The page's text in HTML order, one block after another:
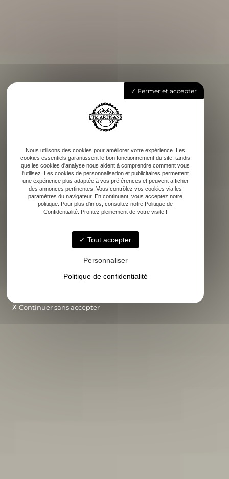
Fermer et accepter
Nous utilisons des cookies pour améliorer votre expérience. Les
cookies essentiels garantissent le bon fonctionnement du site, tandis
que les cookies d'analyse nous aident à comprendre comment vous
l'utilisez. Les cookies de personnalisation et publicitaires permettent
une expérience plus adaptée à vos préférences et peuvent afficher
des annonces pertinentes. Vous contrôlez vos cookies via les
paramètres du navigateur. En continuant, vous acceptez notre
politique. Pour plus d'infos, consultez notre Politique de
Confidentialité. Profitez pleinement de votre visite !
Tout accepter
Personnaliser
Politique de confidentialité
Continuer sans accepter